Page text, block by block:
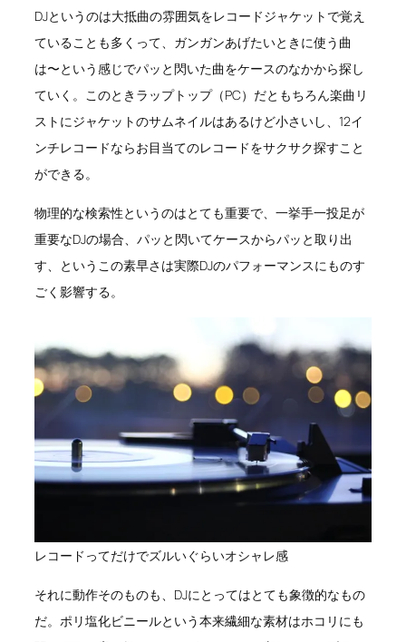
DJというのは大抵曲の雰囲気をレコードジャケットで覚え
ていることも多くって、ガンガンあげたいときに使う曲
は〜という感じでパッと閃いた曲をケースのなかから探し
ていく。このときラップトップ（PC）だともちろん楽曲リ
ストにジャケットのサムネイルはあるけど小さいし、12イ
ンチレコードならお目当てのレコードをサクサク探すこと
ができる。
物理的な検索性というのはとても重要で、一挙手一投足が
重要なDJの場合、パッと閃いてケースからパッと取り出
す、というこの素早さは実際DJのパフォーマンスにものす
ごく影響する。
レコードってだけでズルいぐらいオシャレ感
それに動作そのものも、DJにとってはとても象徴的なもの
だ。ポリ塩化ビニールという本来繊細な素材はホコリにも